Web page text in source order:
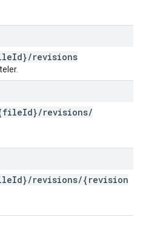
Id}/revisions
Id}/revisions/
Id}/revisions/{revision